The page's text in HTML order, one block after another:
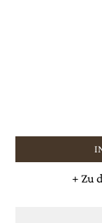
+ Zu